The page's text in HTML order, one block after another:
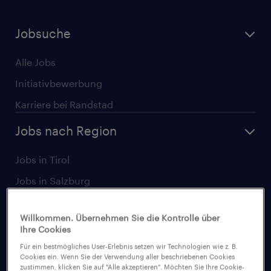
Jobsuche
Alle Jobs
Initiativbewerbung
Karriere bei Randstad
Jobs nach Region
Jobs in Tirol
Jobs in Salzburg
Jobs in Linz
Jobs in Graz
Jobs in Niederösterreich
Willkommen. Übernehmen Sie die Kontrolle über
Ihre Cookies
Für ein bestmögliches User-Erlebnis setzen wir Technologien wie z. B.
Cookies ein. Wenn Sie der Verwendung aller beschriebenen Cookies
zustimmen, klicken Sie auf "Alle akzeptieren". Möchten Sie Ihre Cookie-